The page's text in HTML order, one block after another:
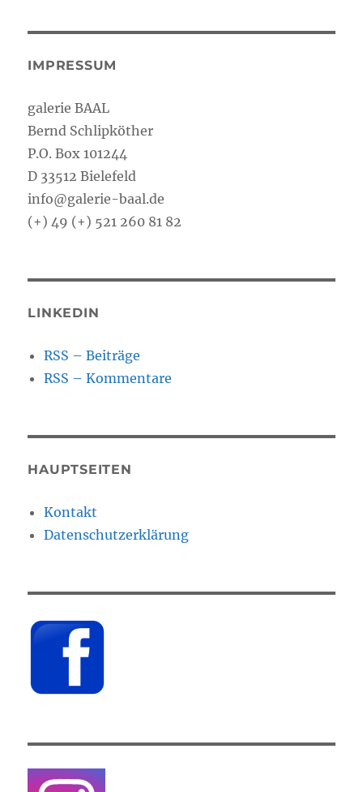
IMPRESSUM
galerie BAAL
Bernd Schlipköther
P.O. Box 101244
D 33512 Bielefeld
info@galerie-baal.de
(+) 49 (+) 521 260 81 82
LINKEDIN
RSS – Beiträge
RSS – Kommentare
HAUPTSEITEN
Kontakt
Datenschutzerklärung